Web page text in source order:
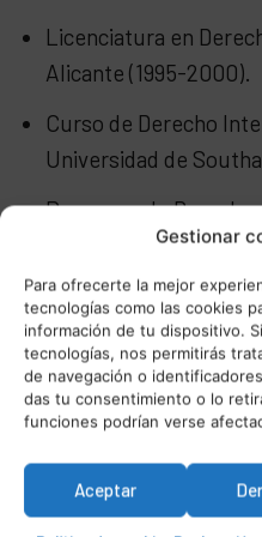
Gestionar
Para ofrecerte la mejor
tecnologías como las cookies
información de tu dispositivo.
tecnologías, nos permitirás
de navegación o
das tu consentimiento o lo
funciones podrían verse
Aceptar
Licenciatura en
Alicante (1995-2000).
Curso de Derecho
Universidad de
Programa de
Salerno (Erasmus
Programa de Derecho
Law Business School
Preparación y
magistratura en
Máster en Derecho